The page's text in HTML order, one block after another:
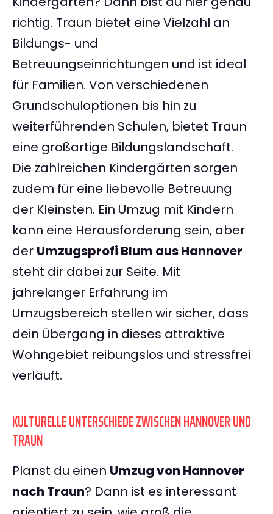
richtig. Traun bietet eine Vielzahl an
Bildungs- und
Betreuungseinrichtungen und ist ideal
für Familien. Von verschiedenen
Grundschuloptionen bis hin zu
weiterführenden Schulen, bietet Traun
eine großartige Bildungslandschaft.
Die zahlreichen Kindergärten sorgen
zudem für eine liebevolle Betreuung
der Kleinsten. Ein Umzug mit Kindern
kann eine Herausforderung sein, aber
der Umzugsprofi Blum aus Hannover
steht dir dabei zur Seite. Mit
jahrelanger Erfahrung im
Umzugsbereich stellen wir sicher, dass
dein Übergang in dieses attraktive
Wohngebiet reibungslos und stressfrei
verläuft.
KULTURELLE UNTERSCHIEDE ZWISCHEN HANNOVER UND
TRAUN
Planst du einen Umzug von Hannover
nach Traun? Dann ist es interessant